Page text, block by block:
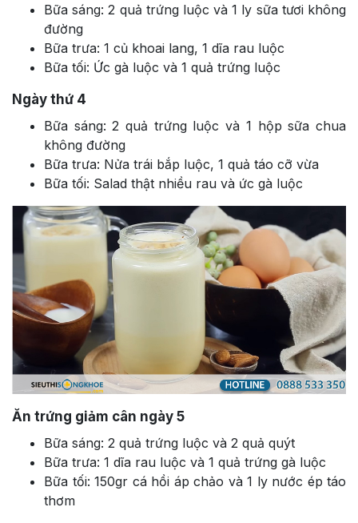
Bữa sáng: 2 quả trứng luộc và 1 ly sữa tươi không
đường
Bữa trưa: 1 củ khoai lang, 1 dĩa rau luộc
Bữa tối: Ức gà luộc và 1 quả trứng luộc
Ngày thứ 4
Bữa sáng: 2 quả trứng luộc và 1 hộp sữa chua
không đường
Bữa trưa: Nửa trái bắp luộc, 1 quả táo cỡ vừa
Bữa tối: Salad thật nhiều rau và ức gà luộc
Ăn trứng giảm cân ngày 5
Bữa sáng: 2 quả trứng luộc và 2 quả quýt
Bữa trưa: 1 dĩa rau luộc và 1 quả trứng gà luộc
Bữa tối: 150gr cá hồi áp chảo và 1 ly nước ép táo
thơm